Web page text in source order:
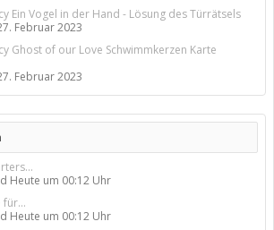
Ein Vogel in der Hand - Lösung des Türrätsels
Februar 2023
Ghost of our Love Schwimmkerzen Karte
Februar 2023
Heute um 00:12 Uhr
Heute um 00:12 Uhr